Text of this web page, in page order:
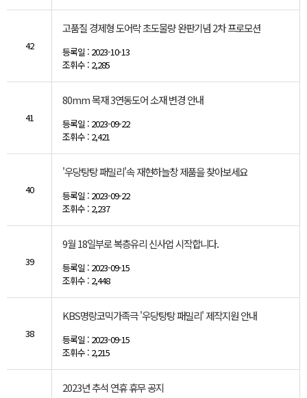
42
고품질 경제형 도어락 초도물량 완판기념 2차 프로모션
등록일 : 2023-10-13
조휘수 : 2,285
41
80mm 목재 3연동도어 소재 변경 안내
등록일 : 2023-09-22
조휘수 : 2,421
40
'우당탕탕 패밀리'속 재현하늘창 제품을 찾아보세요
등록일 : 2023-09-22
조휘수 : 2,237
39
9월 18일부로 복층유리 신사업 시작합니다.
등록일 : 2023-09-15
조휘수 : 2,448
38
KBS명랑코믹가족극 '우당탕탕 패밀리' 제작지원 안내
등록일 : 2023-09-15
조휘수 : 2,215
2023년 추석 연휴 휴무 공지